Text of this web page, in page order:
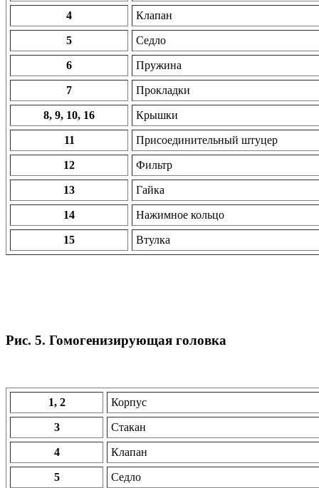
4 Клапан
5 Седло
6 Пружина
7 Прокладки
8, 9, 10, 16 Крышки
11 Присоединительный штуцер
12 Фильтр
13 Гайка
14 Нажимное кольцо
15 Втулка
Рис. 5. Гомогенизирующая головка
1, 2 Корпус
3 Стакан
4 Клапан
5 Седло